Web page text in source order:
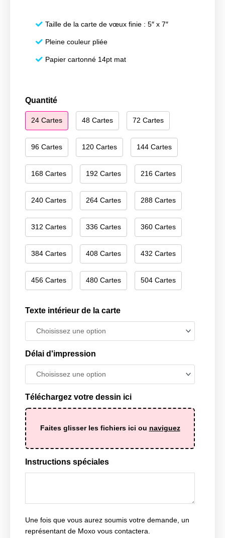
Taille de la carte de vœux finie : 5″ x 7″
Pleine couleur pliée
Papier cartonné 14pt mat
Quantité
24 Cartes 48 Cartes 72 Cartes
96 Cartes 120 Cartes 144 Cartes
168 Cartes 192 Cartes 216 Cartes
240 Cartes 264 Cartes 288 Cartes
312 Cartes 336 Cartes 360 Cartes
384 Cartes 408 Cartes 432 Cartes
456 Cartes 480 Cartes 504 Cartes
Texte intérieur de la carte
Délai d'impression
Téléchargez votre dessin ici
Faites glisser les fichiers ici ou naviguez
Instructions spéciales
Une fois que vous aurez soumis votre demande, un
représentant de Moxo vous contactera.
quantité
de
Happy
004